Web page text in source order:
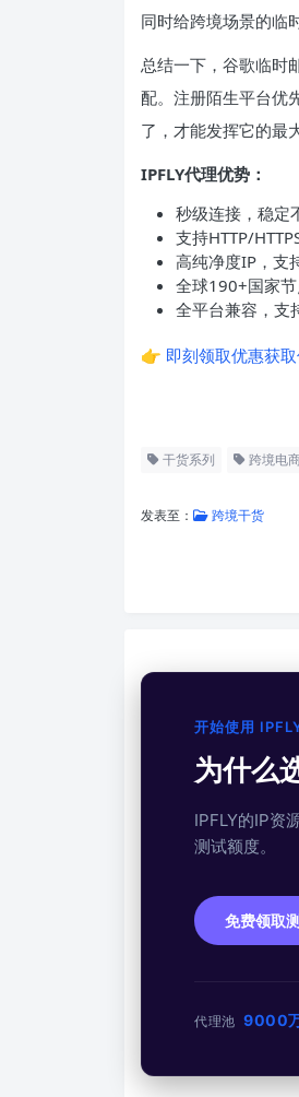
同时给跨境场景的临
总结一下，谷歌临时
配。注册陌生平台优
了，才能发挥它的最
IPFLY代理优势：
秒级连接，稳定
支持HTTP/
高纯净度IP，支
全球190+国家
全平台兼容，支
👉 即刻领取优惠获
干货系列 跨境电
发表至： 跨境干货
开始使用
为什么
IPFLY的IP资
测试额度。
免费领取
代理池 9000